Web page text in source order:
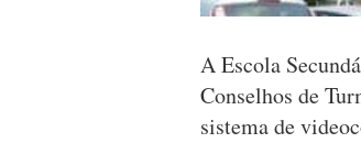
A Escola
Conselhos de
sistema de